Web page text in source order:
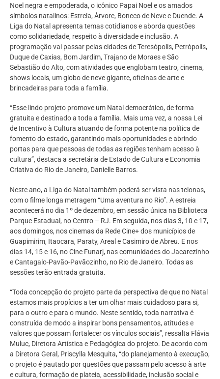
Noel negra e empoderada, o icônico Papai Noel e os amados
símbolos natalinos: Estrela, Árvore, Boneco de Neve e Duende. A
Liga do Natal apresenta temas cotidianos e aborda questões
como solidariedade, respeito à diversidade e inclusão. A
programação vai passar pelas cidades de Teresópolis, Petrópolis,
Duque de Caxias, Bom Jardim, Trajano de Moraes e São
Sebastião do Alto, com atividades que englobam teatro, cinema,
shows locais, um globo de neve gigante, oficinas de arte e
brincadeiras para toda a família.
“Esse lindo projeto promove um Natal democrático, de forma
gratuita e destinado a toda a família. Mais uma vez, a nossa Lei
de Incentivo à Cultura atuando de forma potente na política de
fomento do estado, garantindo mais oportunidades e abrindo
portas para que pessoas de todas as regiões tenham acesso à
cultura”, destaca a secretária de Estado de Cultura e Economia
Criativa do Rio de Janeiro, Danielle Barros.
Neste ano, a Liga do Natal também poderá ser vista nas telonas,
com o filme longa metragem “Uma aventura no Rio”. A estreia
acontecerá no dia 1º de dezembro, em sessão única na Biblioteca
Parque Estadual, no Centro – RJ. Em seguida, nos dias 3, 10 e 17,
aos domingos, nos cinemas da Rede Cine+ dos municípios de
Guapimirim, Itaocara, Paraty, Areal e Casimiro de Abreu. E nos
dias 14, 15 e 16, no Cine Funarj, nas comunidades do Jacarezinho
e Cantagalo-Pavão-Pavãozinho, no Rio de Janeiro. Todas as
sessões terão entrada gratuita.
“Toda concepção do projeto parte da perspectiva de que no Natal
estamos mais propícios a ter um olhar mais cuidadoso para si,
para o outro e para o mundo. Neste sentido, toda narrativa é
construída de modo a inspirar bons pensamentos, atitudes e
valores que possam fortalecer os vínculos sociais”, ressalta Flávia
Muluc, Diretora Artística e Pedagógica do projeto. De acordo com
a Diretora Geral, Priscylla Mesquita, “do planejamento à execução,
o projeto é pautado por questões que passam pelo acesso à arte
e cultura, formação de plateia, acessibilidade, inclusão social e